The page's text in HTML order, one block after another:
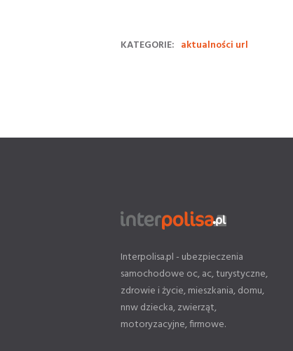
KATEGORIE: aktualności url
Interpolisa.pl - ubezpieczenia
samochodowe oc, ac, turystyczne,
zdrowie i życie, mieszkania, domu,
nnw dziecka, zwierząt,
motoryzacyjne, firmowe.